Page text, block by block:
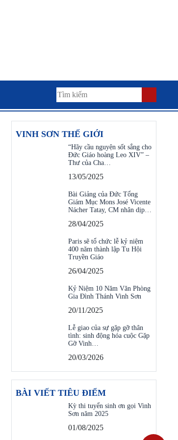
VINH SƠN THẾ GIỚI
“Hãy cầu nguyện sốt sắng cho
Đức Giáo hoàng Leo XIV” –
Thư của Cha…
13/05/2025
Bài Giảng của Đức Tổng
Giám Mục Mons José Vicente
Nácher Tatay, CM nhân dịp…
28/04/2025
Paris sẽ tổ chức lễ kỷ niệm
400 năm thành lập Tu Hội
Truyền Giáo
26/04/2025
Kỷ Niệm 10 Năm Văn Phòng
Gia Đình Thánh Vinh Sơn
20/11/2025
Lễ giao của sự gặp gỡ thân
tình: sinh động hóa cuộc Gặp
Gỡ Vinh…
20/03/2026
BÀI VIẾT TIÊU ĐIỂM
Kỳ thi tuyển sinh ơn gọi Vinh
Sơn năm 2025
01/08/2025